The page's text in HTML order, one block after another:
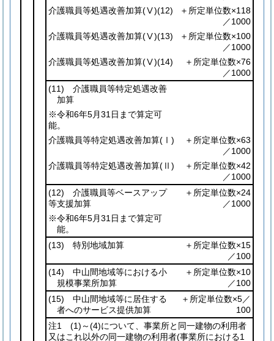
介護職員等処遇改善加算(Ⅴ)(12)
＋所定単位数×118
／1000
介護職員等処遇改善加算(Ⅴ)(13)
＋所定単位数×100
／1000
介護職員等処遇改善加算(Ⅴ)(14)
＋所定単位数×76
／1000
(11) 介護職員等特定処遇改善
加算
※令和6年5月31日まで算定可
能。
介護職員等特定処遇改善加算(Ⅰ)
＋所定単位数×63
／1000
介護職員等特定処遇改善加算(Ⅱ)
＋所定単位数×42
／1000
(12) 介護職員等ベースアップ
等支援加算
＋所定単位数×24
／1000
※令和6年5月31日まで算定可
能。
(13) 特別地域加算
＋所定単位数×15
／100
(14) 中山間地域等における小
規模事業所加算
＋所定単位数×10
／100
(15) 中山間地域等に居住する
者へのサービス提供加算
＋所定単位数×5／
100
注1 (1) ～(4)について、事業所と同一建物の利用者
又はこれ以外の同一建物の利用者(事業所における1